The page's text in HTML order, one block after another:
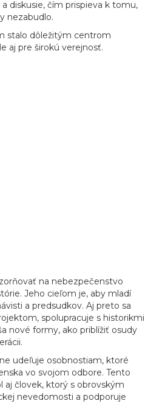
diskusie, čím prispieva k tomu,
nezabudlo.
stalo dôležitým centrom
aj pre širokú verejnosť.
na nebezpečenstvo
Jeho cieľom je, aby mladí
a predsudkov. Aj preto sa
spolupracuje s historikmi
nové formy, ako priblížiť osudy
udeľuje osobnostiam, ktoré
vo svojom odbore. Tento
človek, ktorý s obrovským
nevedomosti a podporuje